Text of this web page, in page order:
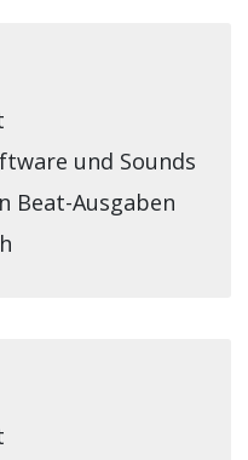
und Sounds
Beat-Ausgaben